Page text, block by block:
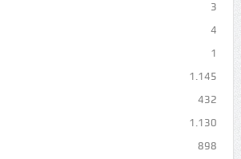
3
4
1
1.145
432
1.130
898